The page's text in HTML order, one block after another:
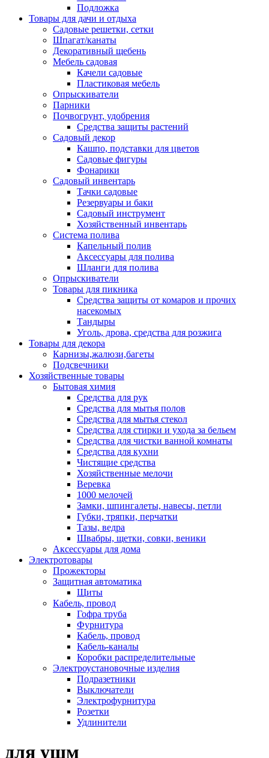
Подложка
Товары для дачи и отдыха
Садовые решетки, сетки
Шпагат/канаты
Декоративный щебень
Мебель садовая
Качели садовые
Пластиковая мебель
Опрыскиватели
Парники
Почвогрунт, удобрения
Средства защиты растений
Садовый декор
Кашпо, подставки для цветов
Садовые фигуры
Фонарики
Садовый инвентарь
Тачки садовые
Резервуары и баки
Садовый инструмент
Хозяйственный инвентарь
Система полива
Капельный полив
Аксессуары для полива
Шланги для полива
Опрыскиватели
Товары для пикника
Средства защиты от комаров и прочих
насекомых
Тандыры
Уголь, дрова, средства для розжига
Товары для декора
Карнизы,жалюзи,багеты
Подсвечники
Хозяйственные товары
Бытовая химия
Средства для рук
Средства для мытья полов
Средства для мытья стекол
Средства для стирки и ухода за бельем
Средства для чистки ванной комнаты
Средства для кухни
Чистящие средства
Хозяйственные мелочи
Веревка
1000 мелочей
Замки, шпингалеты, навесы, петли
Губки, тряпки, перчатки
Тазы, ведра
Швабры, щетки, совки, веники
Аксессуары для дома
Электротовары
Прожекторы
Защитная автоматика
Щиты
Кабель, провод
Гофра труба
Фурнитура
Кабель, провод
Кабель-каналы
Коробки распределительные
Электроустановочные изделия
Подразетники
Выключатели
Электрофурнитура
Розетки
Удлинители
для ушм